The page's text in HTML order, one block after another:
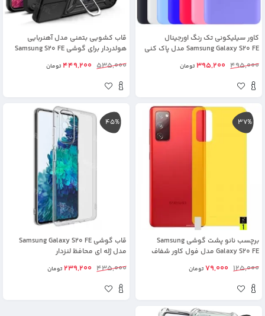
کاور سیلیکونی تک رنگ اورجینال
Samsung Galaxy S20 FE مدل پاک کنی
495,000
395,200تومان
قاب کشویی بتمنی مدل آهنربایی
هولدردار برای گوشی Samsung S20 FE
535,000
449,200تومان
37%
برچسب نانو پشت گوشی Samsung
Galaxy S20 FE مدل فول کاور شفاف
125,000
79,000تومان
45%
قاب گوشی Samsung Galaxy S20 FE
مدل ژله ای محافظ لنزدار
435,000
239,200تومان